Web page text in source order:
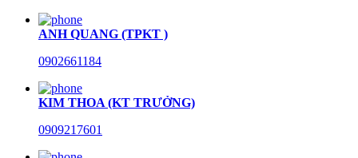
ANH QUANG (TPKT )
0902661184
KIM THOA (KT TRƯỞNG)
0909217601